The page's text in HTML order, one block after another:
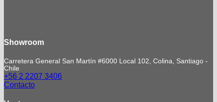
Showroom
Carretera General San Martín #6000 Local 102, Colina, Santiago -
Chile
+56 2 2207 3406
Contacto